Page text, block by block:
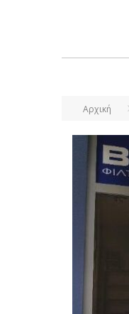
Αρχική